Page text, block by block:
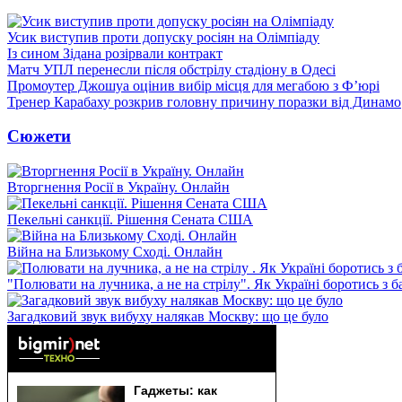
Усик виступив проти допуску росіян на Олімпіаду
Із сином Зідана розірвали контракт
Матч УПЛ перенесли після обстрілу стадіону в Одесі
Промоутер Джошуа оцінив вибір місця для мегабою з Ф’юрі
Тренер Карабаху розкрив головну причину поразки від Динамо
Сюжети
Вторгнення Росії в Україну. Онлайн
Пекельні санкції. Рішення Сената США
Війна на Близькому Сході. Онлайн
"Полювати на лучника, а не на стрілу". Як Україні боротись з
Загадковий звук вибуху налякав Москву: що це було